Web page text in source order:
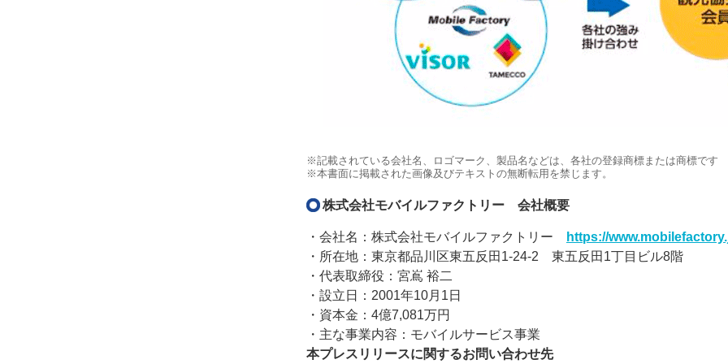
※記載されている会社名、ロゴマーク、製品名などは、各社の登録商標または商標です
※本書面に掲載された画像及びテキストの無断転用を禁じます。
株式会社モバイルファクトリー 会社概要
・会社名：株式会社モバイルファクトリー
https://
・所在地：東京都品川区東五反田1-24-2 東五反田1丁目ビル8階
・代表取締役：宮嶌 裕二
・設立日：2001年10月1日
・資本金：4億7,081万円
・主な事業内容：モバイルサービス事業
本プレスリリースに関するお問い合わせ先